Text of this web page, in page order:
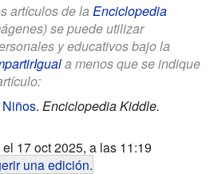
artículos de la Enciclopedia
se puede utilizar
y educativos bajo la
a menos que se indique
Niños. Enciclopedia Kiddle.
17 oct 2025, a las 11:19
una edición.